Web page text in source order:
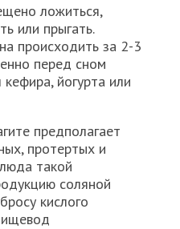
ложиться,
или прыгать.
происходить за 2-3
перед сном
йогурта или
предполагает
протертых и
такой
соляной
кислого